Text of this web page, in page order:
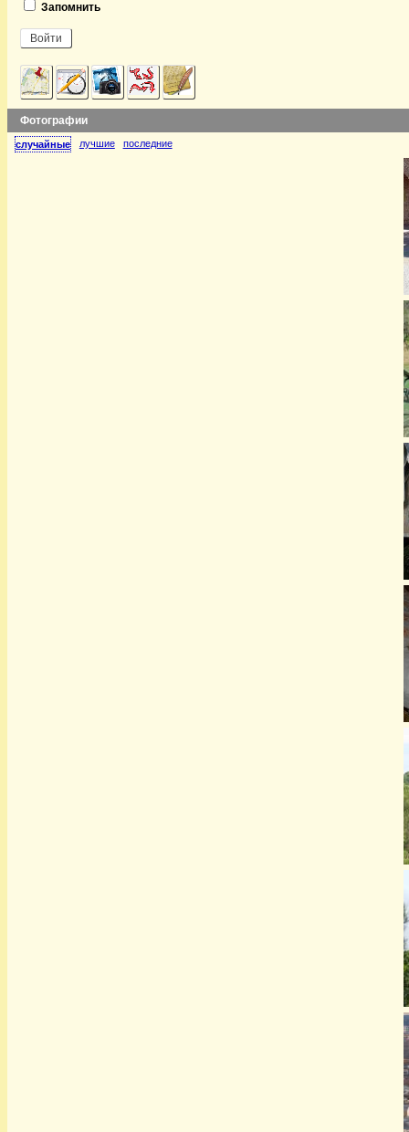
Запомнить
Фотографии
случайные лучшие последние